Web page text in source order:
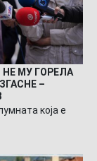
МУ ГОРЕЛА
–
која е